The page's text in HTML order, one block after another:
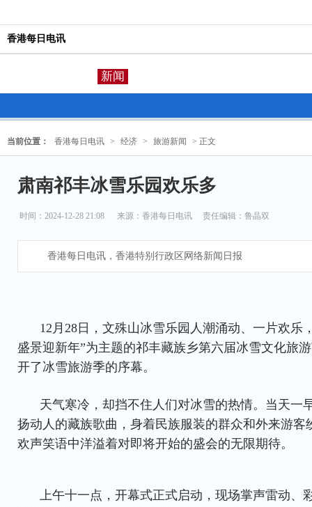
香港每日电讯
新闻
当前位置： 香港每日电讯 > 经济 > 旅游新闻 > 正文
肃南祁丰冰雪乐园欢乐多
时间：2024-12-28 21:08 来源： 香港每日电讯 责任编辑：鲁晶双
香港每日电讯，香港特别行政区网络新闻日报
12月28日，文殊山冰雪乐园人潮涌动、一片欢乐
盛景迎新年”为主题的祁丰藏族乡第六届冰雪文化旅
开了冰雪旅游季的序幕。
天气寒冷，却挡不住人们对冰雪的热情。当天一
扬动人的藏族歌曲，身着民族服装的群众和外来游客
欢声笑语中洋溢着对即将开始的盛会的无限期待。
上午十一点，开幕式正式启动，现场掌声雷动、